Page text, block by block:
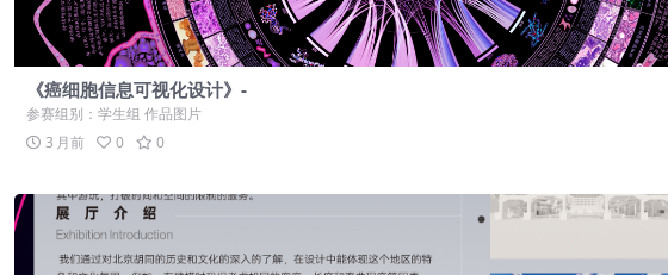
《癌细胞信息可视化设计》-
参赛组别：学生组 作品图片
3 月前
0 0